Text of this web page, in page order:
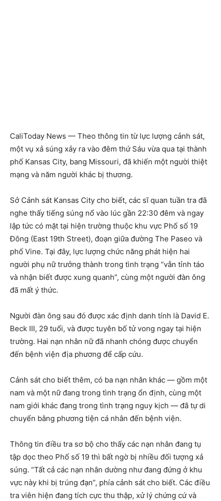
CaliToday News — Theo thông tin từ lực lượng cảnh sát,
một vụ xả súng xảy ra vào đêm thứ Sáu vừa qua tại thành
phố Kansas City, bang Missouri, đã khiến một người thiệt
mạng và năm người khác bị thương.
Sở Cảnh sát Kansas City cho biết, các sĩ quan tuần tra đã
nghe thấy tiếng súng nổ vào lúc gần 22:30 đêm và ngay
lập tức có mặt tại hiện trường thuộc khu vực Phố số 19
Đông (East 19th Street), đoạn giữa đường The Paseo và
phố Vine. Tại đây, lực lượng chức năng phát hiện hai
người phụ nữ trưởng thành trong tình trạng “vẫn tỉnh táo
và nhận biết được xung quanh”, cùng một người đàn ông
đã mất ý thức.
Người đàn ông sau đó được xác định danh tính là David E.
Beck III, 29 tuổi, và được tuyên bố tử vong ngay tại hiện
trường. Hai nạn nhân nữ đã nhanh chóng được chuyển
đến bệnh viện địa phương để cấp cứu.
Cảnh sát cho biết thêm, có ba nạn nhân khác — gồm một
nam và một nữ đang trong tình trạng ổn định, cùng một
nam giới khác đang trong tình trạng nguy kịch — đã tự di
chuyển bằng phương tiện cá nhân đến bệnh viện.
Thông tin điều tra sơ bộ cho thấy các nạn nhân đang tụ
tập dọc theo Phố số 19 thì bất ngờ bị nhiều đối tượng xả
súng. “Tất cả các nạn nhân dường như đang đứng ở khu
vực này khi bị trúng đạn”, phía cảnh sát cho biết. Các điều
tra viên hiện đang tích cực thu thập, xử lý chứng cứ và